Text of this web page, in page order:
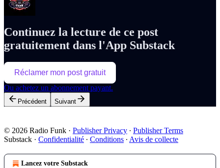
Continuez la lecture de ce post
gratuitement dans l'App Substack
Réclamer mon post gratuit
Ou achetez un abonnement payant.
Précédent Suivant
© 2026 Radio Funk · Publisher Privacy ∙ Publisher Terms
Substack · Confidentialité ∙ Conditions ∙ Avis de collecte
Lancez votre Substack